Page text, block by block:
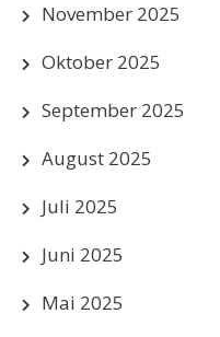
November 2025
Oktober 2025
September 2025
August 2025
Juli 2025
Juni 2025
Mai 2025